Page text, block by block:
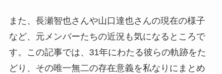
また、長瀬智也さんや山口達也さんの現在の様子
など、元メンバーたちの近況も気になるところで
す。この記事では、31年にわたる彼らの軌跡をた
どり、その唯一無二の存在意義を私なりにまとめ